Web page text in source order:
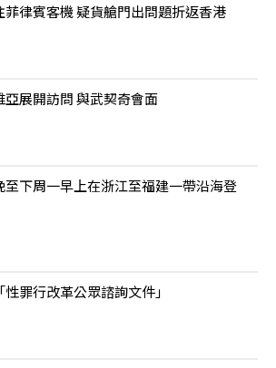
律賓客機 疑貨艙門出問題折返香港
展開訪問 與武契奇會面
下周一早上在浙江至福建一帶沿海登
罪行改革公眾諮詢文件」